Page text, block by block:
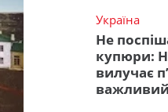
Україна
Не
купюри:
вилучає